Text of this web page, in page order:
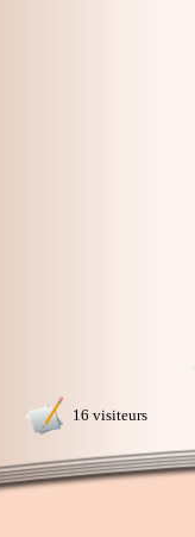
16 visiteurs